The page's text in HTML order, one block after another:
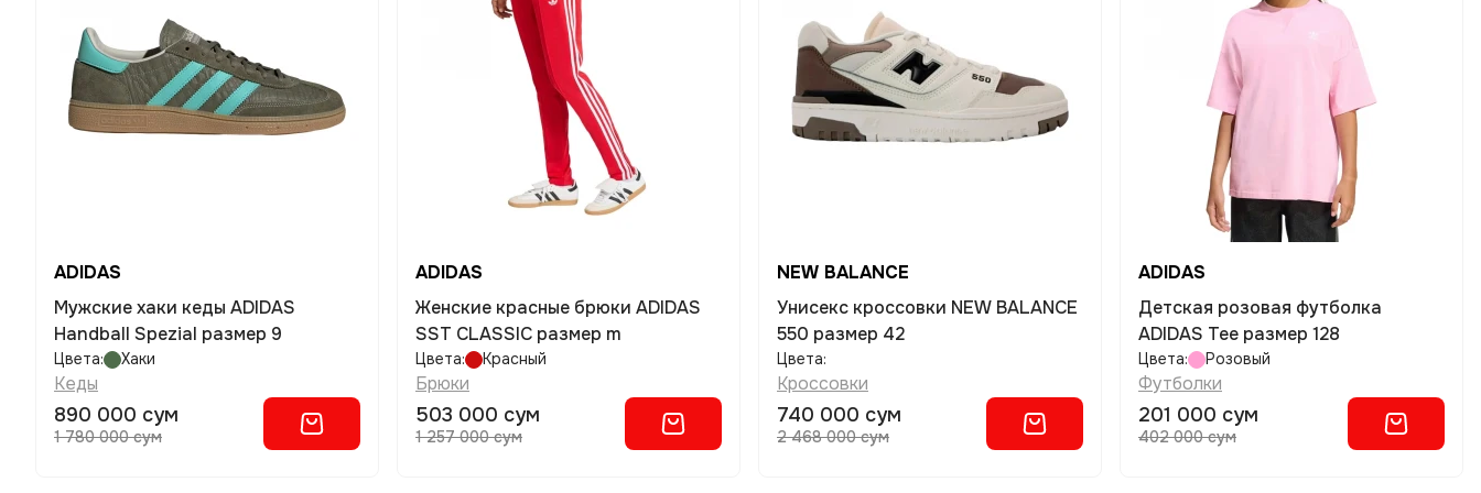
ADIDAS
Мужские хаки кеды ADIDAS
Handball Spezial размер 9
Цвета: Хаки
Кеды
890 000 сум
1 780 000 сум
ADIDAS
Женские красные брюки ADIDAS
SST CLASSIC размер m
Цвета: Красный
Брюки
503 000 сум
1 257 000 сум
NEW BALANCE
Унисекс кроссовки NEW BALANCE
550 размер 42
Цвета:
Кроссовки
740 000 сум
2 468 000 сум
ADIDAS
Детская розовая футболка
ADIDAS Tee размер 128
Цвета: Розовый
Футболки
201 000 сум
402 000 сум